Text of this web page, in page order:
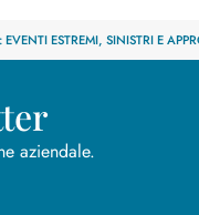
aziendale.